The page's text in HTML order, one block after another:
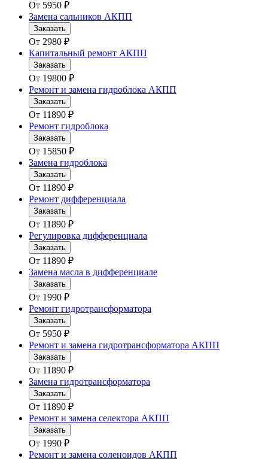
От 5950 ₽
Замена сальников АКПП
Заказать
От 2980 ₽
Капитальный ремонт АКПП
Заказать
От 19800 ₽
Ремонт и замена гидроблока АКПП
Заказать
От 11890 ₽
Ремонт гидроблока
Заказать
От 15850 ₽
Замена гидроблока
Заказать
От 11890 ₽
Ремонт дифференциала
Заказать
От 11890 ₽
Регулировка дифференциала
Заказать
От 11890 ₽
Замена масла в дифференциале
Заказать
От 1990 ₽
Ремонт гидротрансформатора
Заказать
От 5950 ₽
Ремонт и замена гидротрансформатора АКПП
Заказать
От 11890 ₽
Замена гидротрансформатора
Заказать
От 11890 ₽
Ремонт и замена селектора АКПП
Заказать
От 1990 ₽
Ремонт и замена соленоидов АКПП